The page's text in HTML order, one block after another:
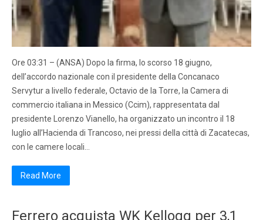
Ore 03:31 – (ANSA) Dopo la firma, lo scorso 18 giugno,
dell’accordo nazionale con il presidente della Concanaco
Servytur a livello federale, Octavio de la Torre, la Camera di
commercio italiana in Messico (Ccim), rappresentata dal
presidente Lorenzo Vianello, ha organizzato un incontro il 18
luglio all’Hacienda di Trancoso, nei pressi della città di Zacatecas,
con le camere locali…
Read More
Ferrero acquista WK Kellogg per 3,1